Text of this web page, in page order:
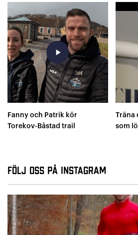
play_arrow
Fanny och Patrik kör
Torekov-Båstad trail
Träna
som
Följ oss på Instagram